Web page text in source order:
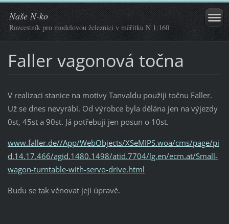
Naše N-ko
Rozcestník pro modelovou železnici v měřítku N 1:160
Faller vagonová točna
V realizaci stanice na motivy Tanvaldu použiji točnu Faller.
Už se dnes nevyrábí. Od výrobce byla dělána jen na výjezdy
0st, 45st a 90st. Já potřebuji jen posun o 10st.
www.faller.de//App/WebObjects/XSeMIPS.woa/cms/page/pi
d.14.17.466/agid.1480.1498/atid.7704/lg.en/ecm.at/Small-
wagon-turntable-with-servo-drive.html
Budu se tak věnovat její úpravě.